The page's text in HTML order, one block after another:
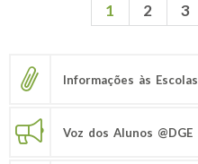
1 2 3
Informações às Escolas
Voz dos Alunos @DGE